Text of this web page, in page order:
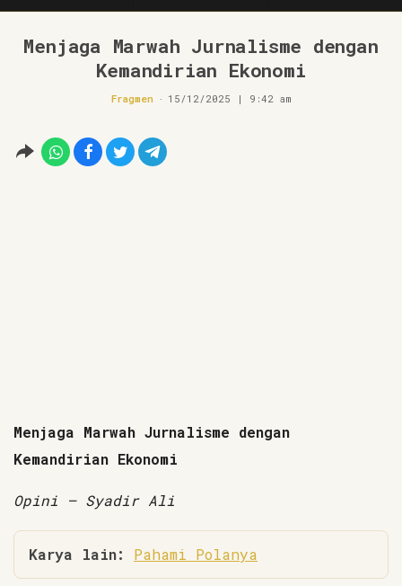
Menjaga Marwah Jurnalisme dengan
Kemandirian Ekonomi
Fragmen 15/12/2025 | 9:42 am
Menjaga Marwah Jurnalisme dengan
Kemandirian Ekonomi
Opini — Syadir Ali
Karya lain: Pahami Polanya